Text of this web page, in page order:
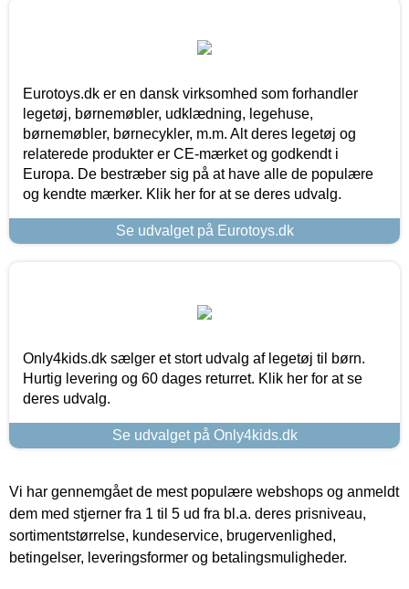
Eurotoys.dk er en dansk virksomhed som forhandler
legetøj, børnemøbler, udklædning, legehuse,
børnemøbler, børnecykler, m.m. Alt deres legetøj og
relaterede produkter er CE-mærket og godkendt i
Europa. De bestræber sig på at have alle de populære
og kendte mærker. Klik her for at se deres udvalg.
Se udvalget på Eurotoys.dk
Only4kids.dk sælger et stort udvalg af legetøj til børn.
Hurtig levering og 60 dages returret. Klik her for at se
deres udvalg.
Se udvalget på Only4kids.dk
Vi har gennemgået de mest populære webshops og anmeldt
dem med stjerner fra 1 til 5 ud fra bl.a. deres prisniveau,
sortimentstørrelse, kundeservice, brugervenlighed,
betingelser, leveringsformer og betalingsmuligheder.